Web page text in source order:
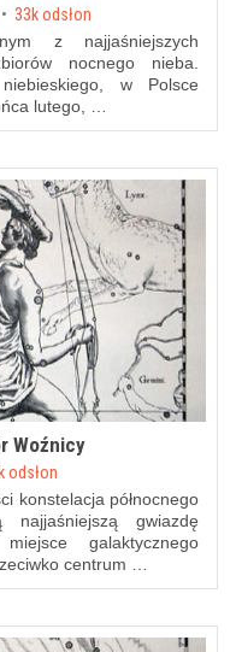
33k odsłon
z najjaśniejszych
nocnego nieba.
w Polsce
lutego, …
Woźnicy
odsłon
konstelacja północnego
gwiazdę
galaktycznego
centrum …